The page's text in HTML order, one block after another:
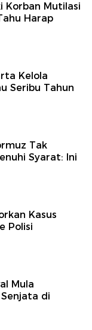
Korban Mutilasi
Harap
Kelola
Seribu Tahun
Tak
Syarat: Ini
Kasus
Polisi
Mula
di